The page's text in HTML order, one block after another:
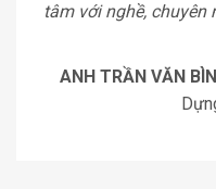
tâm với nghề, chuyên
ANH TRẦN VĂN